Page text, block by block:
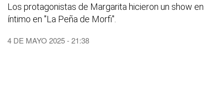
Los protagonistas de Margarita hicieron un show en
íntimo en "La Peña de Morfi".
4 DE MAYO 2025 - 21:38